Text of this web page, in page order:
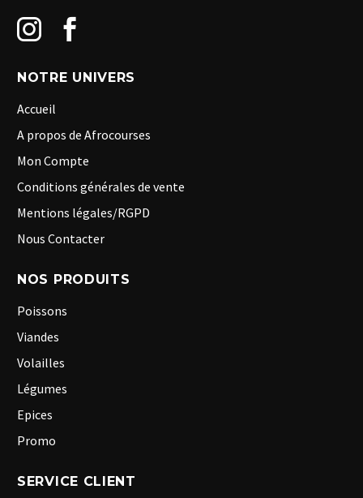
NOTRE UNIVERS
Accueil
A propos de Afrocourses
Mon Compte
Conditions générales de vente
Mentions légales/RGPD
Nous Contacter
NOS PRODUITS
Poissons
Viandes
Volailles
Légumes
Epices
Promo
SERVICE CLIENT